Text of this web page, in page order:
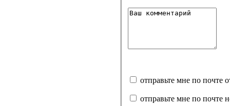
отправьте мне по почте
отправьте мне по почте